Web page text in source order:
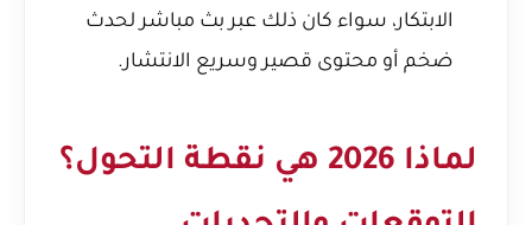
الابتكار، سواء كان ذلك عبر بث مباشر لحدث
ضخم أو محتوى قصير وسريع الانتشار.
لماذا 2026 هي نقطة التحول؟